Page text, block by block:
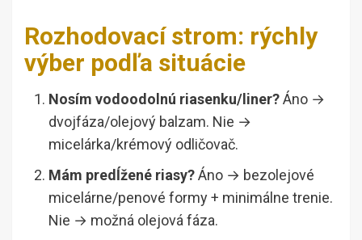
Rozhodovací strom: rýchly
výber podľa situácie
Nosím vodoodolnú riasenku/liner?Áno →
dvojfáza/olejový balzam. Nie →
micelárka/krémový odličovač.
Mám predĺžené riasy?Áno → bezolejové
micelárne/penové formy + minimálne trenie.
Nie → možná olejová fáza.